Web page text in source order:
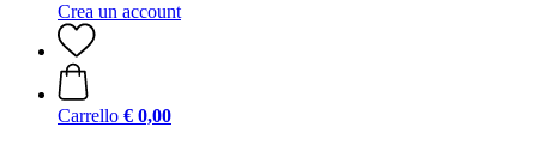
Crea un account
Carrello € 0,00